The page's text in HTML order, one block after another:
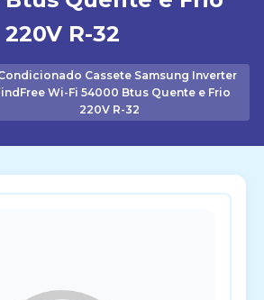
220V R-32
Cassete Samsung Inverter
Wi-Fi 54000 Btus Quente e Frio
220V R-32